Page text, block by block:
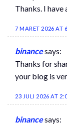
Thanks. I have
7 MARET 2026 AT
binancesays:
Thanks for
your blog is
23 JULI 2026 AT
binancesays: